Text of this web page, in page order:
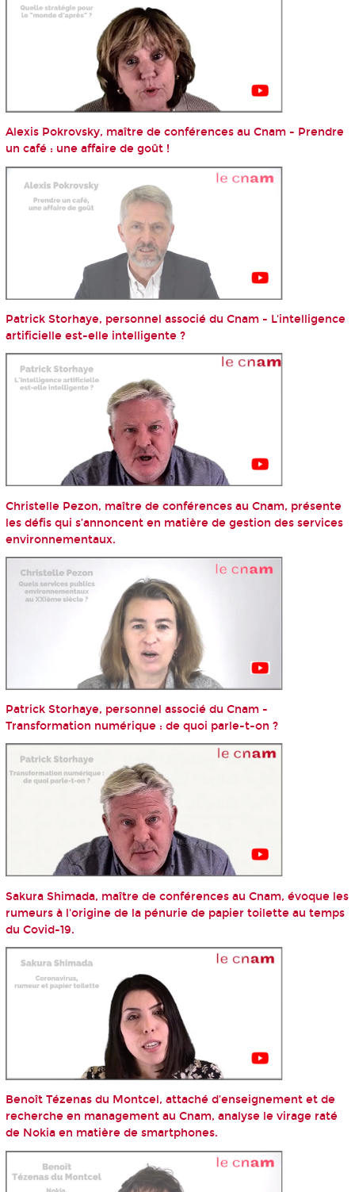
Alexis Pokrovsky, maître de conférences au Cnam - Prendre
un café : une affaire de goût !
Patrick Storhaye, personnel associé du Cnam - L'intelligence
artificielle est-elle intelligente ?
Christelle Pezon, maître de conférences au Cnam, présente
les défis qui s’annoncent en matière de gestion des services
environnementaux.
Patrick Storhaye, personnel associé du Cnam -
Transformation numérique : de quoi parle-t-on ?
Sakura Shimada, maître de conférences au Cnam, évoque les
rumeurs à l'origine de la pénurie de papier toilette au temps
du Covid-19.
Benoît Tézenas du Montcel, attaché d’enseignement et de
recherche en management au Cnam, analyse le virage raté
de Nokia en matière de smartphones.